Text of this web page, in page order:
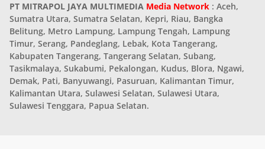
PT MITRAPOL JAYA MULTIMEDIA Media Network : Aceh,
Sumatra Utara, Sumatra Selatan, Kepri, Riau, Bangka
Belitung, Metro Lampung, Lampung Tengah, Lampung
Timur, Serang, Pandeglang, Lebak, Kota Tangerang,
Kabupaten Tangerang, Tangerang Selatan, Subang,
Tasikmalaya, Sukabumi, Pekalongan, Kudus, Blora, Ngawi,
Demak, Pati, Banyuwangi, Pasuruan, Kalimantan Timur,
Kalimantan Utara, Sulawesi Selatan, Sulawesi Utara,
Sulawesi Tenggara, Papua Selatan.